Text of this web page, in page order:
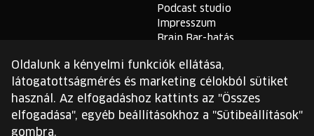
Podcast studio
Impresszum
Brain Bar-hatás
TLDR
Általános Szerződési
Feltételek
Sütikezelési Szabályzat
Adatvédelmi Szabályzat
Oldalunk a kényelmi funkciók ellátása,
látogatottságmérés és marketing célokból sütiket
használ. Az elfogadáshoz kattints az "Összes
elfogadása", egyéb beállításokhoz a "Sütibeállítások"
gombra.